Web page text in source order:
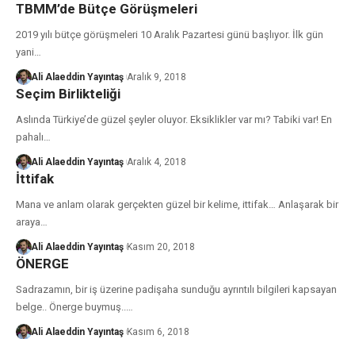
TBMM’de Bütçe Görüşmeleri
2019 yılı bütçe görüşmeleri 10 Aralık Pazartesi günü başlıyor. İlk gün
yani…
Ali Alaeddin Yayıntaş Aralık 9, 2018
Seçim Birlikteliği
Aslında Türkiye’de güzel şeyler oluyor. Eksiklikler var mı? Tabiki var! En
pahalı…
Ali Alaeddin Yayıntaş Aralık 4, 2018
İttifak
Mana ve anlam olarak gerçekten güzel bir kelime, ittifak… Anlaşarak bir
araya…
Ali Alaeddin Yayıntaş Kasım 20, 2018
ÖNERGE
Sadrazamın, bir iş üzerine padişaha sunduğu ayrıntılı bilgileri kapsayan
belge.. Önerge buymuş..…
Ali Alaeddin Yayıntaş Kasım 6, 2018